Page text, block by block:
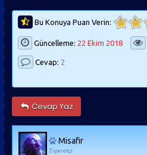
Bu Konuya Puan Verin:
Güncelleme: 22 Ekim 2018
Cevap: 2
Cevap Yaz
Misafir
Ziyaretçi